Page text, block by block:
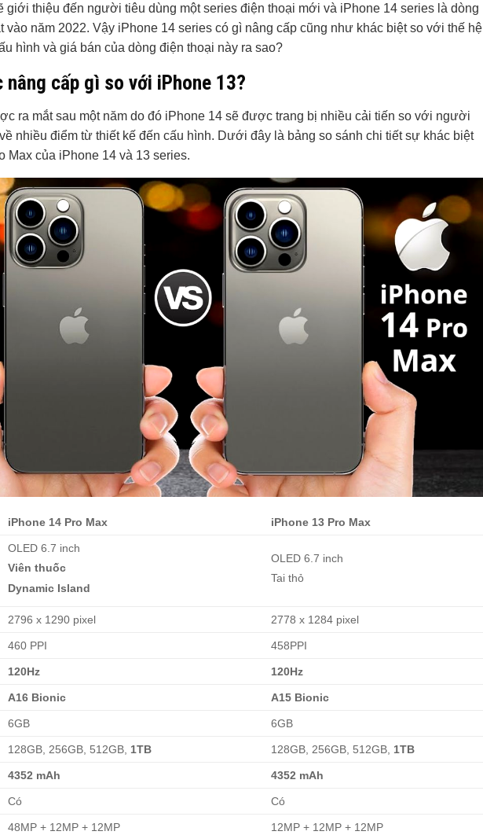
giới thiệu đến người tiêu dùng một series điện thoại mới và iPhone 14 series là dòng
vào năm 2022. Vậy iPhone 14 series có gì nâng cấp cũng như khác biệt so với thế hệ
hình và giá bán của dòng điện thoại này ra sao?
cấp gì so với iPhone 13?
ra mắt sau một năm do đó iPhone 14 sẽ được trang bị nhiều cải tiến so với người
nhiều điểm từ thiết kế đến cấu hình. Dưới đây là bảng so sánh chi tiết sự khác biệt
Max của iPhone 14 và 13 series.
iPhone 14 Pro Max iPhone 13 Pro Max
OLED 6.7 inch
Viên thuốc
Dynamic Island
OLED 6.7 inch
Tai thỏ
2796 x 1290 pixel 2778 x 1284 pixel
460 PPI 458PPI
120Hz 120Hz
A16 Bionic A15 Bionic
6GB 6GB
128GB, 256GB, 512GB, 1TB 128GB, 256GB, 512GB, 1TB
4352 mAh 4352 mAh
Có Có
48MP + 12MP + 12MP 12MP + 12MP + 12MP